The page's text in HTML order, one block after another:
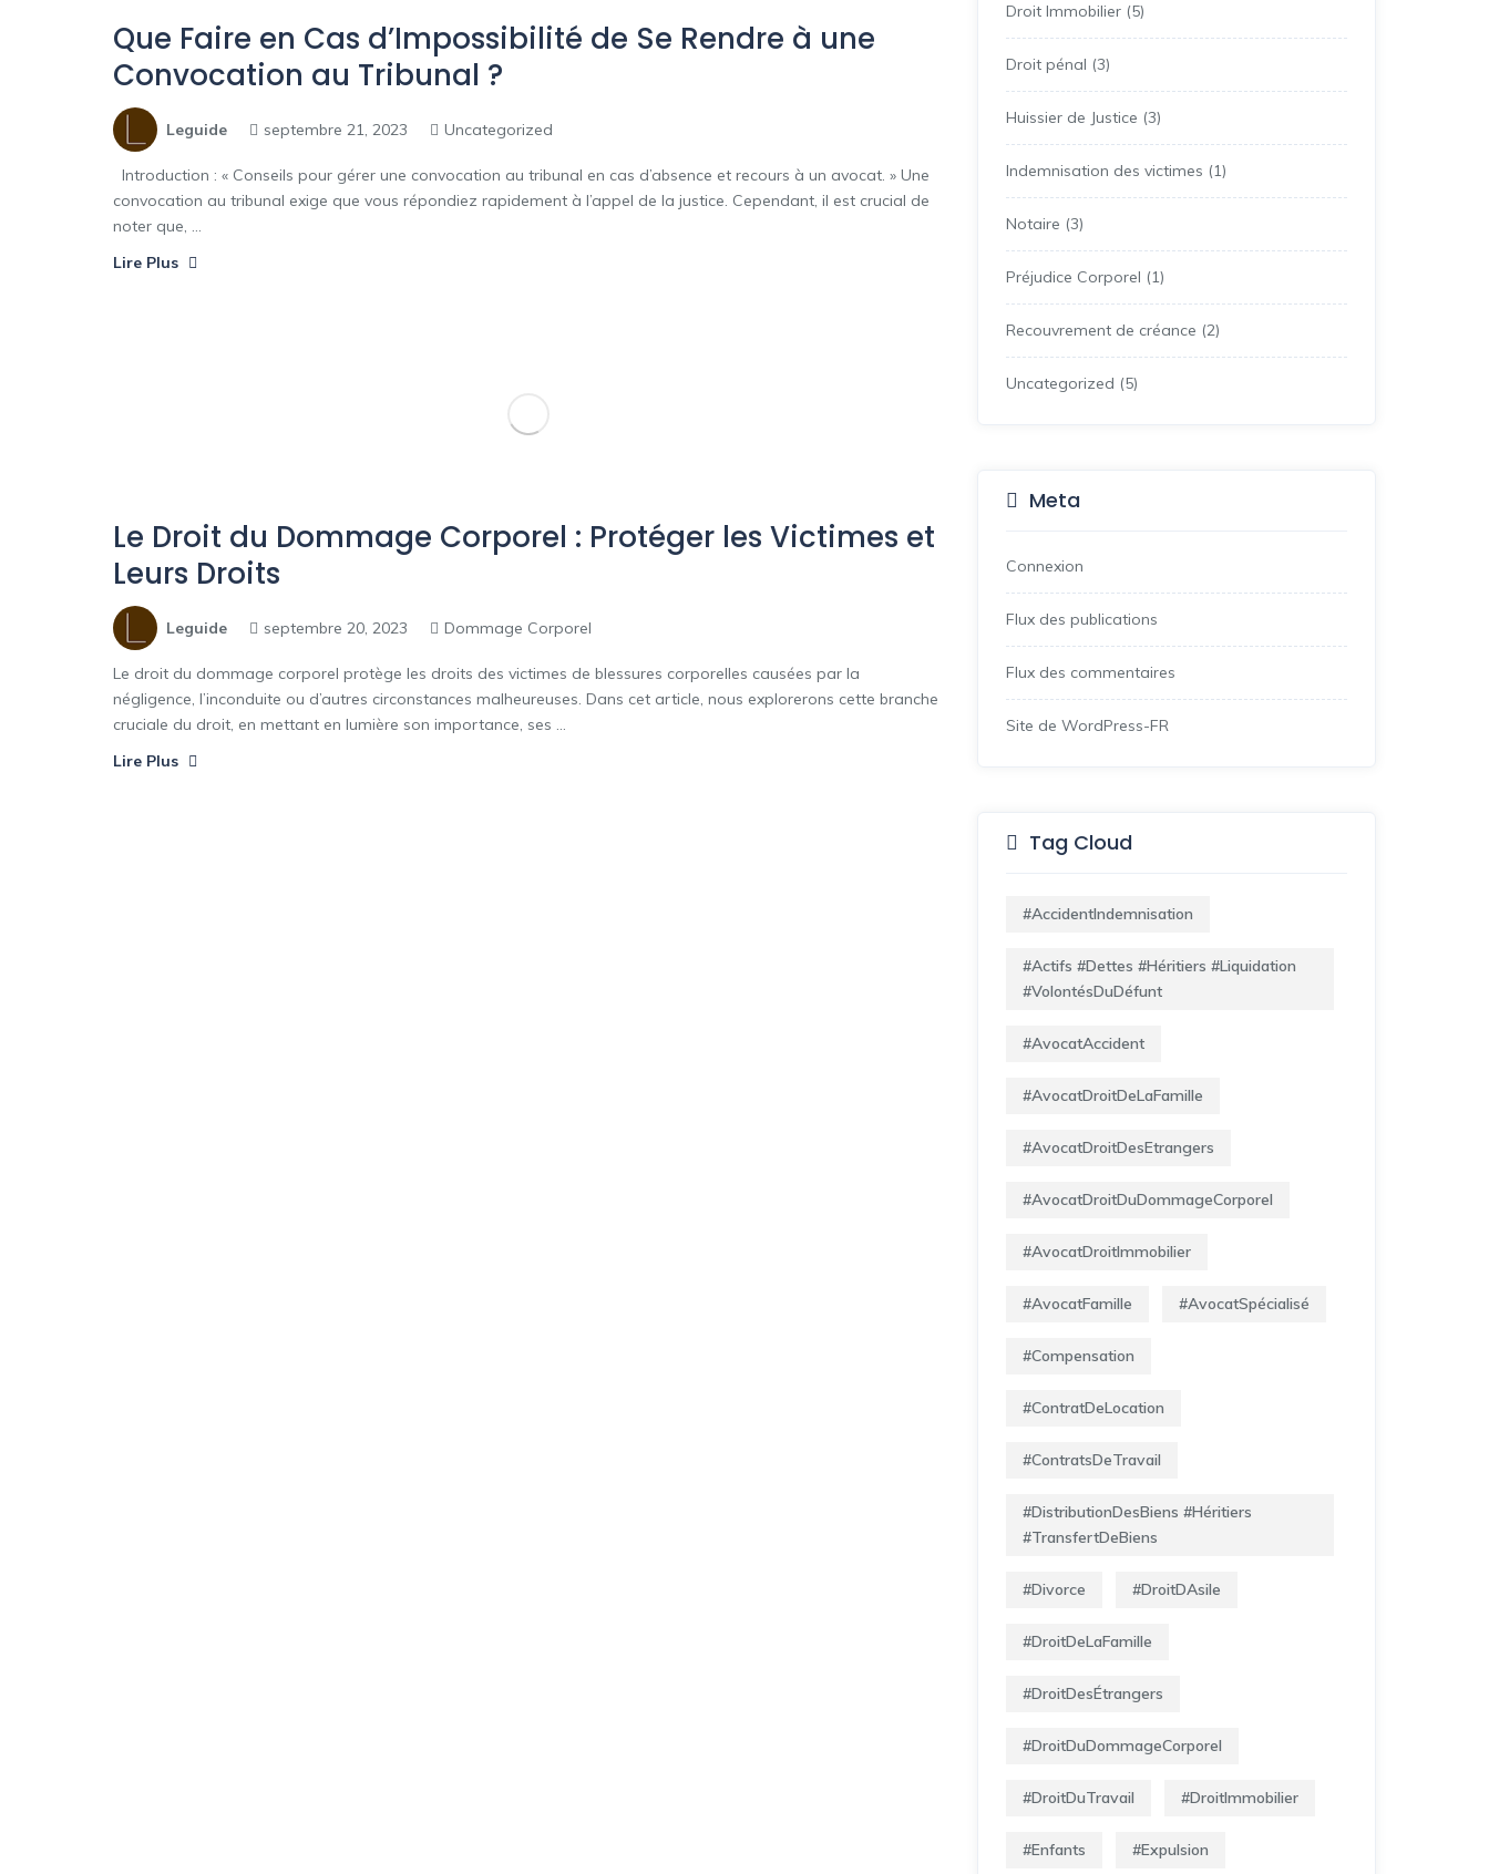
Que Faire en Cas d’Impossibilité de Se Rendre à une
Convocation au Tribunal ?
Leguide septembre 21, 2023 Uncategorized
Introduction : « Conseils pour gérer une convocation au tribunal en cas d’absence et recours à un avocat. » Une
convocation au tribunal exige que vous répondiez rapidement à l’appel de la justice. Cependant, il est crucial de
noter que, ...
Lire Plus
Le Droit du Dommage Corporel : Protéger les Victimes et
Leurs Droits
Leguide septembre 20, 2023 Dommage Corporel
Le droit du dommage corporel protège les droits des victimes de blessures corporelles causées par la
négligence, l’inconduite ou d’autres circonstances malheureuses. Dans cet article, nous explorerons cette branche
cruciale du droit, en mettant en lumière son importance, ses ...
Lire Plus
Droit Immobilier (5)
Droit pénal (3)
Huissier de Justice (3)
Indemnisation des victimes (1)
Notaire (3)
Préjudice Corporel (1)
Recouvrement de créance (2)
Uncategorized (5)
Meta
Connexion
Flux des publications
Flux des commentaires
Site de WordPress-FR
Tag Cloud
#AccidentIndemnisation
#Actifs #Dettes #Héritiers #Liquidation
#VolontésDuDéfunt
#AvocatAccident
#AvocatDroitDeLaFamille
#AvocatDroitDesEtrangers
#AvocatDroitDuDommageCorporel
#AvocatDroitImmobilier
#AvocatFamille #AvocatSpécialisé
#Compensation
#ContratDeLocation
#ContratsDeTravail
#DistributionDesBiens #Héritiers
#TransfertDeBiens
#Divorce #DroitDAsile
#DroitDeLaFamille
#DroitDesÉtrangers
#DroitDuDommageCorporel
#DroitDuTravail #DroitImmobilier
#Enfants #Expulsion